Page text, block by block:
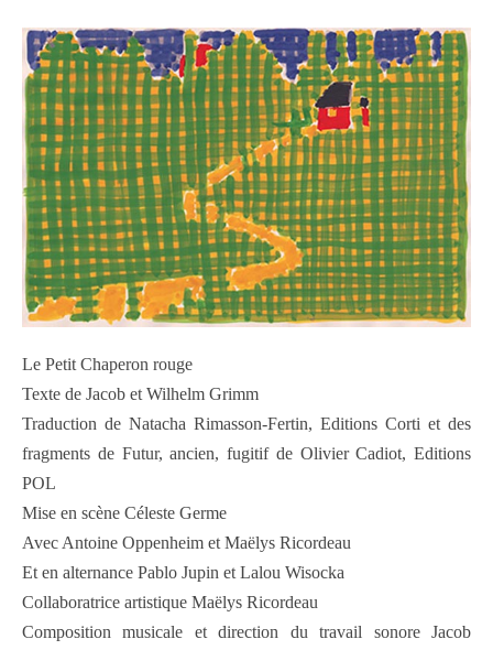
Le Petit Chaperon rouge
Texte de Jacob et Wilhelm Grimm
Traduction de Natacha Rimasson-Fertin, Editions Corti et des
fragments de Futur, ancien, fugitif de Olivier Cadiot, Editions
POL
Mise en scène Céleste Germe
Avec Antoine Oppenheim et Maëlys Ricordeau
Et en alternance Pablo Jupin et Lalou Wisocka
Collaboratrice artistique Maëlys Ricordeau
Composition musicale et direction du travail sonore Jacob